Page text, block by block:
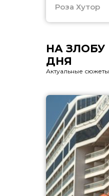
Роза Хутор
НА ЗЛОБУ
ДНЯ
Актуальные сюжеты